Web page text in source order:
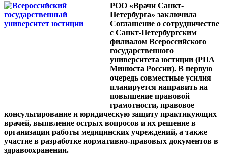
РОО «Врачи Санкт-
Петербурга» заключила
Соглашение о сотрудничестве
с Санкт-Петербургским
филиалом Всероссийского
государственного
университета юстиции (РПА
Минюста России). В первую
очередь совместные усилия
планируется направить на
повышение правовой
грамотности, правовое
консультирование и юридическую защиту практикующих
врачей, выявление острых вопросов и их решение в
организации работы медицинских учреждений, а также
участие в разработке нормативно-правовых документов в
здравоохранении.